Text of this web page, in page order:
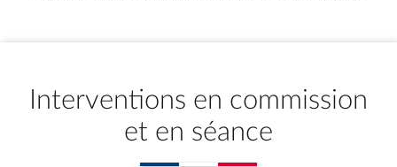
Interventions en commission
et en séance